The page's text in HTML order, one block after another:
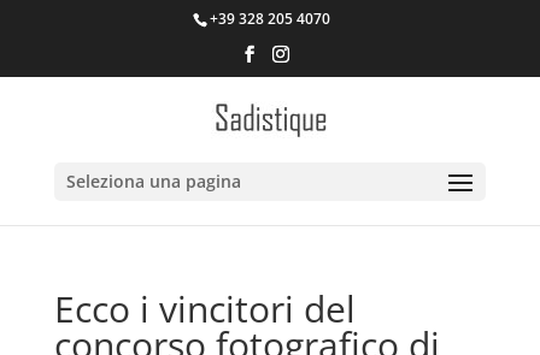
+39 328 205 4070
Seleziona una pagina
Ecco i vincitori del
concorso fotografico di